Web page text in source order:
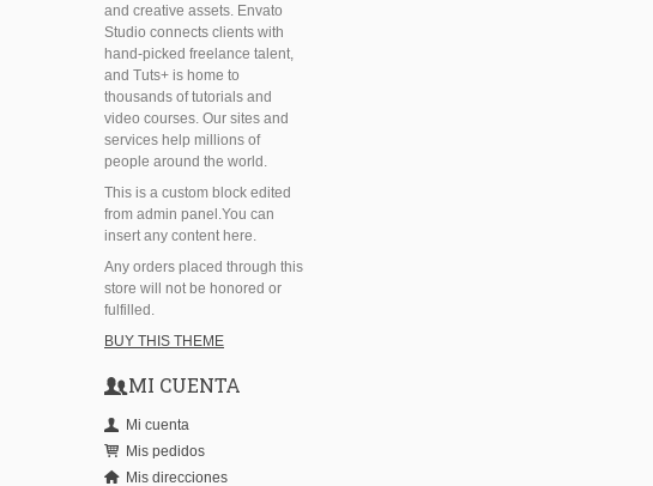
and creative assets. Envato
Studio connects clients with
hand-picked freelance talent,
and Tuts+ is home to
thousands of tutorials and
video courses. Our sites and
services help millions of
people around the world.
This is a custom block edited
from admin panel.You can
insert any content here.
Any orders placed through this
store will not be honored or
fulfilled.
BUY THIS THEME
MI CUENTA
Mi cuenta
Mis pedidos
Mis direcciones